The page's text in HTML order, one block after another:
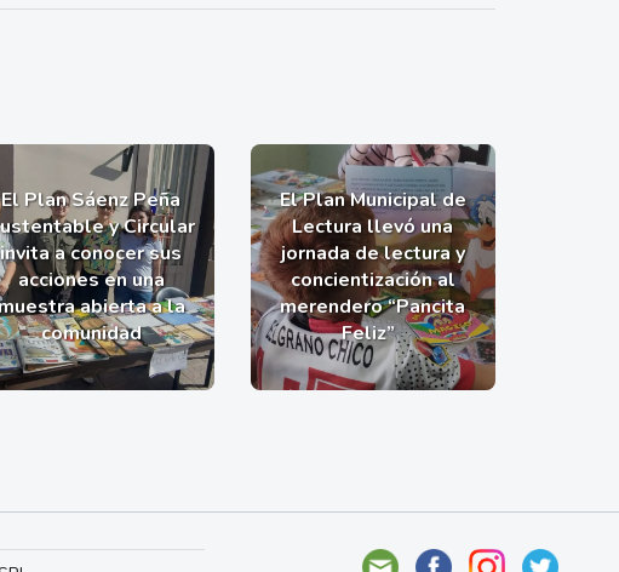
El Plan Sáenz Peña
y Circular
invita a conocer sus
acciones en una
abierta a la
comunidad
El Plan Municipal de
Lectura llevó una
jornada de lectura y
concientización al
merendero “Pancita
Feliz”